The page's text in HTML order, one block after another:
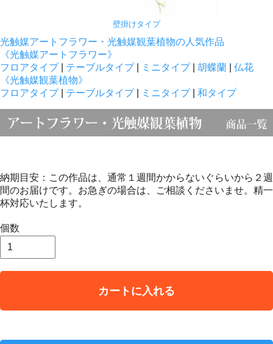
壁掛けタイプ
光触媒アートフラワー・光触媒観葉植物の人気作品
《光触媒アートフラワー》
フロアタイプ| テーブルタイプ| ミニタイプ| 胡蝶蘭
仏花
《光触媒観葉植物》
フロアタイプ| テーブルタイプ| ミニタイプ| 和タイプ
納期目安：この作品は、通常１週間かからないぐらいから２週
間のお届けです。お急ぎの場合は、ご相談くださいませ。精一
杯対応いたします。
個数
カートに入れる